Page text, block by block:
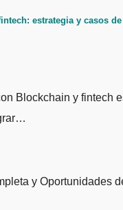
estrategia y casos de
Blockchain y fintech